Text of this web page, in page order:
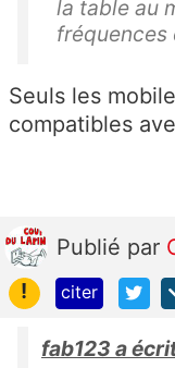
la table au
fréquences
Seuls les
compatibles
Publié par
!
citer
fab123 a